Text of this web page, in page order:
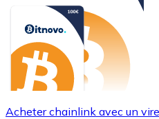
Acheter chainlink avec un